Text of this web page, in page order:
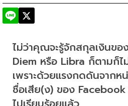
ไม่ว่าคุณจะรู้จักสกุลเงินข
Diem หรือ Libra ก็ตามก็
เพราะด้วยแรงกดดันจากห
ชื่อเสีย(ง) ของ